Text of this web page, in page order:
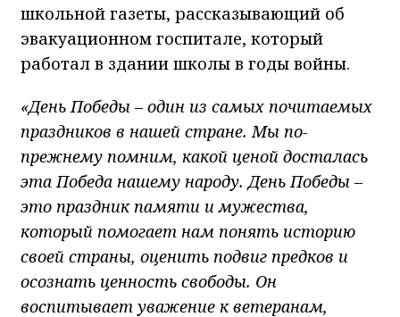
школьной газеты, рассказывающий об
эвакуационном госпитале, который
работал в здании школы в годы войны.
«День Победы – один из самых почитаемых
праздников в нашей стране. Мы по-
прежнему помним, какой ценой досталась
эта Победа нашему народу. День Победы –
это праздник памяти и мужества,
который помогает нам понять историю
своей страны, оценить подвиг предков и
осознать ценность свободы. Он
воспитывает уважение к ветеранам,